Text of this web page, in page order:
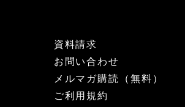
資料請求
お問い合わせ
メルマガ購読（無料）
ご利用規約